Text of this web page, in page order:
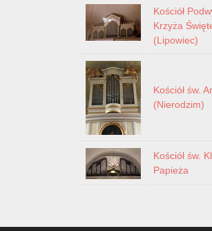
Kościół
Krzyża
(Lipowiec)
Kościół św.
(Nierodzim)
Kościół św.
Papieża